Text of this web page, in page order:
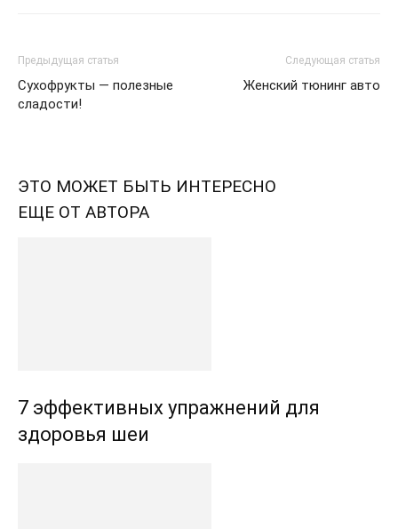
Предыдущая статья
Сухофрукты — полезные
сладости!
Следующая статья
Женский тюнинг авто
ЭТО МОЖЕТ БЫТЬ ИНТЕРЕСНО
ЕЩЕ ОТ АВТОРА
7 эффективных упражнений для
здоровья шеи